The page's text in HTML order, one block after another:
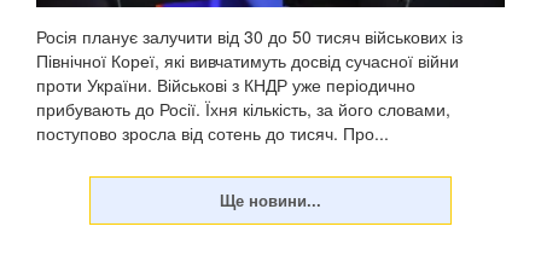
Росія планує залучити від 30 до 50 тисяч військових із
Північної Кореї, які вивчатимуть досвід сучасної війни
проти України. Військові з КНДР уже періодично
прибувають до Росії. Їхня кількість, за його словами,
поступово зросла від сотень до тисяч. Про...